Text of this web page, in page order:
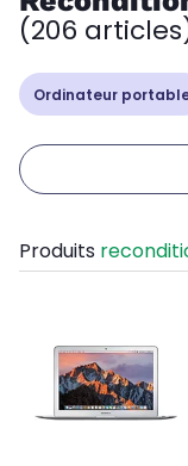
(206
Ordinateur
Produits